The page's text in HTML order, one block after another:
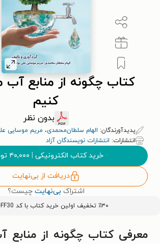
کتاب چگونه از منابع
کنیم
بدون نظر
پدیدآورندگان: الهام سلطان‌محمدی، مریم موسایی
انتشارات: انتشارات نویسندگان آزاد
خرید کتاب الکترونیکی | ۴۰,۰۰۰
دریافت از بی‌نهایت
اشتراک بی‌نهایت چیست؟
٪۳۰ تخفیف اولین خرید کتاب با کد
معرفی کتاب چگونه از